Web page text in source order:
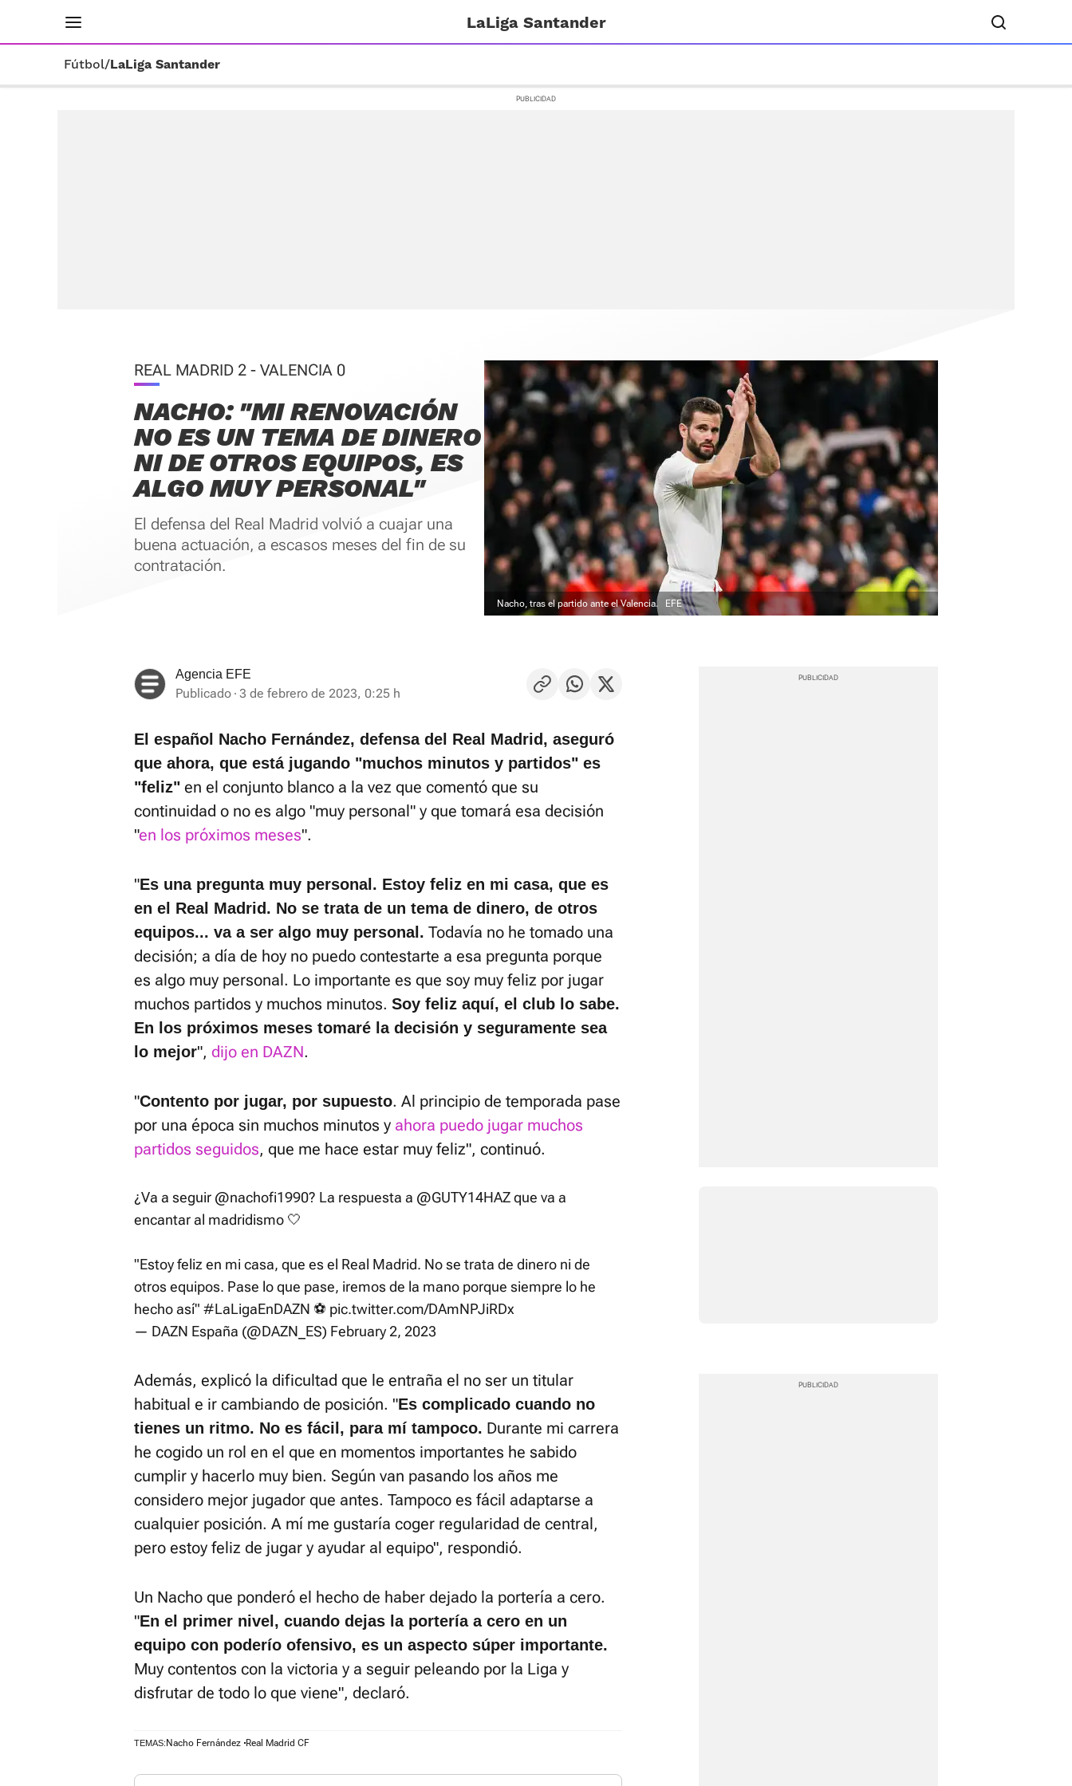
LaLiga Santander
Fútbol/LaLiga Santander
REAL MADRID 2 - VALENCIA 0
NACHO: "MI RENOVACIÓN
NO ES UN TEMA DE DINERO
NI DE OTROS EQUIPOS, ES
ALGO MUY PERSONAL"
El defensa del Real Madrid volvió a cuajar una
buena actuación, a escasos meses del fin de su
contratación.
Nacho, tras el partido ante el Valencia. EFE
Agencia EFE
Publicado 3 de febrero de 2023, 0:25 h
El español Nacho Fernández, defensa del Real Madrid, aseguró
que ahora, que está jugando "muchos minutos y partidos" es
"feliz" en el conjunto blanco a la vez que comentó que su
continuidad o no es algo "muy personal" y que tomará esa decisión
"en los próximos meses".
"Es una pregunta muy personal. Estoy feliz en mi casa, que es
en el Real Madrid. No se trata de un tema de dinero, de otros
equipos... va a ser algo muy personal. Todavía no he tomado una
decisión; a día de hoy no puedo contestarte a esa pregunta porque
es algo muy personal. Lo importante es que soy muy feliz por jugar
muchos partidos y muchos minutos. Soy feliz aquí, el club lo sabe.
En los próximos meses tomaré la decisión y seguramente sea
lo mejor", dijo en DAZN.
"Contento por jugar, por supuesto. Al principio de temporada pase
por una época sin muchos minutos y ahora puedo jugar muchos
partidos seguidos, que me hace estar muy feliz", continuó.
¿Va a seguir @nachofi1990? La respuesta a @GUTY14HAZque va a
encantar al madridismo 🤍
"Estoy feliz en mi casa, que es el Real Madrid. No se trata de dinero ni de
otros equipos. Pase lo que pase, iremos de la mano porque siempre lo he
hecho así" #LaLigaEnDAZN ⚽ pic.twitter.com/DAmNPJiRDx
— DAZN España (@DAZN_ES) February 2, 2023
Además, explicó la dificultad que le entraña el no ser un titular
habitual e ir cambiando de posición. "Es complicado cuando no
tienes un ritmo. No es fácil, para mí tampoco. Durante mi carrera
he cogido un rol en el que en momentos importantes he sabido
cumplir y hacerlo muy bien. Según van pasando los años me
considero mejor jugador que antes. Tampoco es fácil adaptarse a
cualquier posición. A mí me gustaría coger regularidad de central,
pero estoy feliz de jugar y ayudar al equipo", respondió.
Un Nacho que ponderó el hecho de haber dejado la portería a cero.
"En el primer nivel, cuando dejas la portería a cero en un
equipo con poderío ofensivo, es un aspecto súper importante.
Muy contentos con la victoria y a seguir peleando por la Liga y
disfrutar de todo lo que viene", declaró.
TEMAS: Nacho Fernández Real Madrid CF